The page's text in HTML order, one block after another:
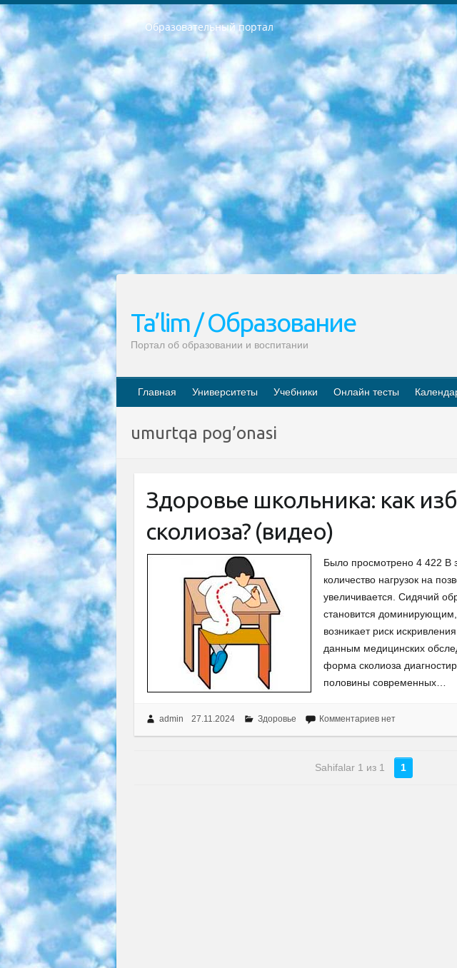
Образовательный портал
РЕСПУБЛИКА УЗБЕКИСТАН МИНИСТРЕРСТВО ДОШКОЛЬНОГО И ШКОЛЬНОГО ОБРАЗОВАНИЯ КОМАНДА в общеобразовательных учреждениях в 2023-2024 учебном году организация и проведение итоговой государственной аттестации обучающихся о Министра дошкольного и школьного образования Республики Узбекистан от 4 марта 2008 года (постановлением Минюста от 20 марта 2008 года № 1778 государственной регистрации) «Итоговое состояние учащихся общего среднего образования на основании положения об утверждении положения об аттестации общего среднего образования выпускной экзамен студентов в образовательных учреждениях в 2023-2024 учебном году В целях организации и прохождения аттестации приказываю: 1. Следующее: перечень предметов, по которым будет проводиться итоговая государственная аттестация и экзамен формы перевода согласно приложению 1; сертификаты международного образца, оценивающие уровень владения иностранными языками перечень согласно приложению 2; 2. Педагогический при специализированных образовательных учреждениях. научно-практический центр квалификации и международной оценки (Д.Давидова) 2024 г. До 25 марта: задания по предметам, по которым будет проводиться итоговая аттестация разработка и утверждение технических условий; итоговая аттестация на основании разработанного предметного задания разработка вопросов по предметам (устно и письменно), экзамен передача; общеобразовательные средние школы и специальные учебные заведения учащиеся выпускных классов школ и интернатов в агентской системе подготовка базы данных экзаменационных материалов и критериев оценки; перевод базы экзаменационных материалов на все языки обучения подать в Республиканский образовательный центр для изготовления; варианты экзаменов на основе разработанных контрольных материалов пусть будут поставлены задачи формирования. 3. Республиканский образовательный центр (Ш.Худайкулов) до 5 апреля 2024 года. до: база данных предоставленных экзаменационных материалов на все языки обучения перевод и экспертиза; для слепых, слабовидящих, глухих, слабослышащих и умственно отсталых детей учащиеся выпускных классов специализированных школ и школ-интернатов база данных экзаменационных материалов на всех преподаваемых языках подготовка критериев оценки; специализированные школы для умственно отсталых детей и технологии для учащихся выпускных классов школ-интернатов разработка соответствующих рекомендаций и критериев проведения ЕГЭ по естествознанию давать задания. 4. Педагогический при специализированных образовательных учреждениях. Научно-практический центр навыков и международной оценки (Д.Давидова), Республика образовательный центр (Худайкулов Ш.) итоговый государственный аттестационный экзамен ориентирован на творческое и логическое мышление при подготовке базы материалов учитывать введение заданий. 5. Следует отметить, что: сертификат государственного образца о знании общеобразовательного предмета и как минимум национальный уровень B1 по предметам на иностранных языках, указанным в Приложении 2. или международно признанный сертификат эквивалентного уровня студенты, изучающие определенный предмет, освобождаются от экзамена; по соответствующим предметам запланирована итоговая государственная аттестация за день до дня, путем жеребьевки Рабочей группой (в письменной форме по предметам, проводимым в форме) из числа сформированных вариантов выбрано 2 варианта; 2 выбранных варианта экзамена анонсированы на официальном сайте министерства и все выпускники по всей стране на основе этих вариантов проводит итоговую государственную аттестацию. 6. Государственное образование учащихся средних общеобразовательных учреждений. знания в соответствии с квалификационными требованиями, которые необходимо приобрести на основании стандартов итоговый (выпускной) контроль для 9 и 11 классов в целях тестирования Экзамены (далее – экзамены) состоят из предметов, перечисленных в приложении 1. будет сделано. 7. Экзамены пройдут с 26 мая по 15 июня 2024 г. (кроме науки физического воспитания). 8. Физическая для учащихся 9 классов общесредних образовательных учреждений. Экзамены по предмету «Образование, квалификация медицина» 1-6 мая 2024 года. сотрудники перевести под присмотр (с отклонениями в физическом или умственном развитии) специализированная школа для детей, школы-интернаты и со сколиозом школы-интернаты санаторного типа для больных детей исключены). 9. Он был слепым, слабовидящим и имел нарушения опорно-двигательного аппарата. экзамены в специализированных
Ta’lim / Образование
Портал об образовании и воспитании
Главная Университеты Учебники Онлайн тесты
umurtqa pog’onasi
Здоровье школьника: как
сколиоза? (видео)
Было просмотрено 4 422 В
количество нагрузок на
увеличивается. Сидячий
становится доминирующим,
возникает риск
данным медицинских
форма сколиоза
половины современных…
admin 27.11.2024 Здоровье Комментариев нет
Sahifalar 1 из 1 1